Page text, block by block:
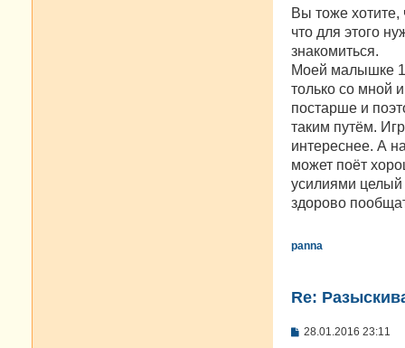
Вы тоже
что для этого
знакомиться.
Моей малышке
только со мной
постарше и
таким путём.
интереснее. А
может поёт
усилиями целый
здорово
panna
Re:
С
28.01.2016 23:11